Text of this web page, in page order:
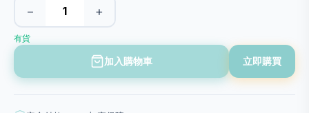
− +
有貨
加入購物車 立即購買